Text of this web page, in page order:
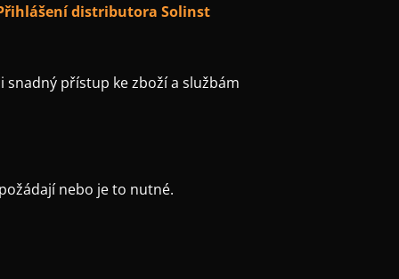
distributora Solinst
přístup ke zboží a službám
nebo je to nutné.